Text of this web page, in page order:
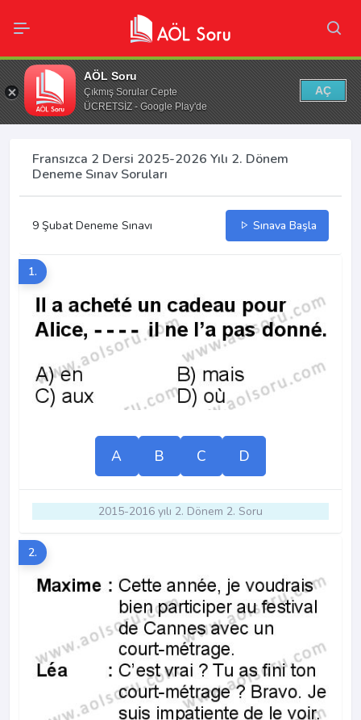
AÖL Soru
Çıkmış Sorular Cepte
ÜCRETSİZ - Google Play'de
AÇ
Fransızca 2 Dersi 2025-2026 Yılı 2. Dönem
Deneme Sınav Soruları
9 Şubat Deneme Sınavı Sınava Başla
1.
A B C D
2015-2016 yılı 2. Dönem 2. Soru
2.